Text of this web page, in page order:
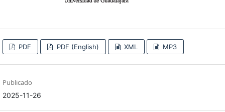
PDF PDF (English) XML MP3
Publicado
2025-11-26